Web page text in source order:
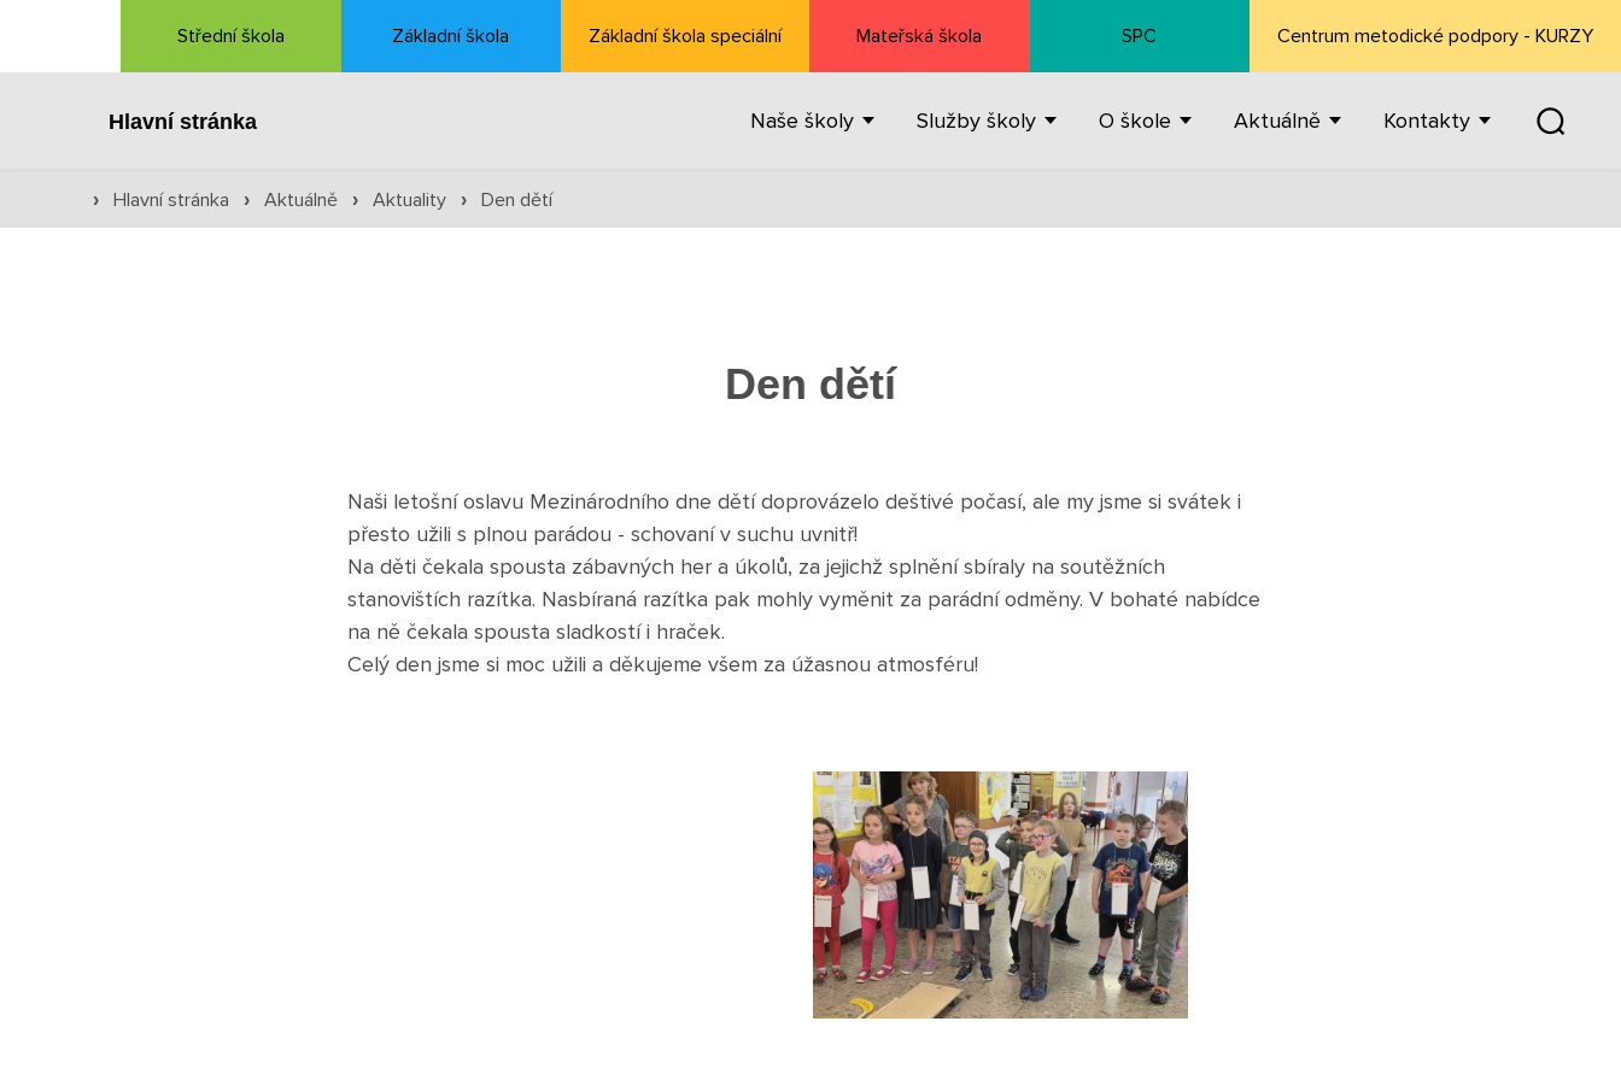
Střední škola Základní škola Základní škola speciální Mateřská škola SPC Centrum metodické podpory - KURZY
Hlavní stránka Naše školy Služby školy O škole Aktuálně Kontakty
› Hlavní stránka › Aktuálně › Aktuality › Den dětí
Den dětí
Naši letošní oslavu Mezinárodního dne dětí doprovázelo deštivé počasí, ale my jsme si svátek i
přesto užili s plnou parádou - schovaní v suchu uvnitř!
Na děti čekala spousta zábavných her a úkolů, za jejichž splnění sbíraly na soutěžních
stanovištích razítka. Nasbíraná razítka pak mohly vyměnit za parádní odměny. V bohaté nabídce
na ně čekala spousta sladkostí i hraček.
Celý den jsme si moc užili a děkujeme všem za úžasnou atmosféru!